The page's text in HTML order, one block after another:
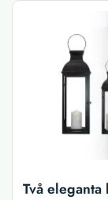
Två